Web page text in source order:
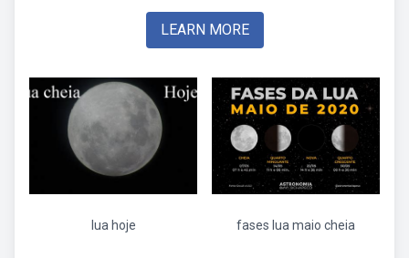
LEARN MORE
lua hoje fases lua maio cheia